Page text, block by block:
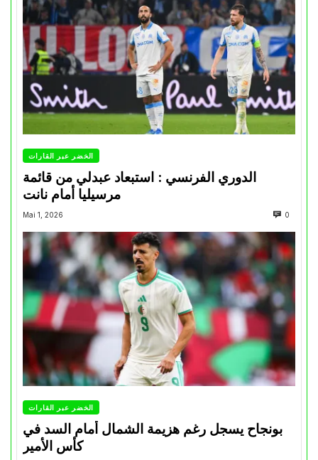
الخضر عبر القارات
الدوري الفرنسي : استبعاد عبدلي من قائمة
مرسيليا أمام نانت
Mai 1, 2026 0
الخضر عبر القارات
بونجاح يسجل رغم هزيمة الشمال أمام السد في
كأس الأمير